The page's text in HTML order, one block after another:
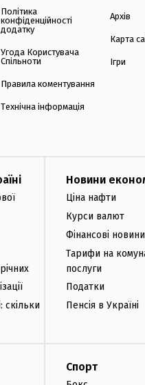
Політика
конфіденційності
додатку
Угода Користувача
Спільноти
Правила коментування
Технічна інформація
Архів
Карта
Ігри
скільки
Новини
Ціна нафти
Курси валют
Фінансові новини
Тарифи на
послуги
Податки
Пенсія в Україні
Спорт